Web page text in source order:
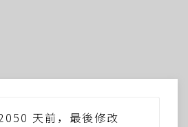
天前，最後修改